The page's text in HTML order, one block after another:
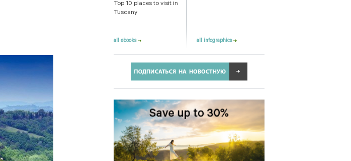
Top 10 places to visit in
Tuscany
all ebooks all infographics